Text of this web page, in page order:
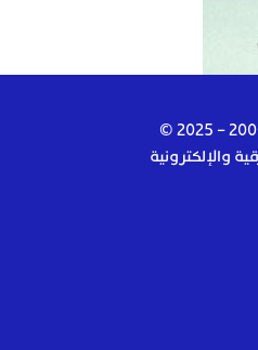
جميع الحقوق محفوظة 2000 – 2025 ©
والإلكترونية